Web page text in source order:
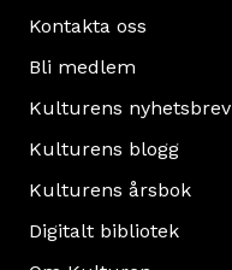
Kontakta oss
Bli medlem
Kulturens nyhetsbrev
Kulturens blogg
Kulturens årsbok
Digitalt bibliotek